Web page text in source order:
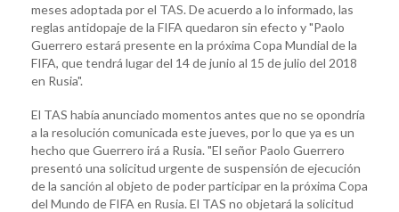
meses adoptada por el TAS. De acuerdo a lo informado, las
reglas antidopaje de la FIFA quedaron sin efecto y "Paolo
Guerrero estará presente en la próxima Copa Mundial de la
FIFA, que tendrá lugar del 14 de junio al 15 de julio del 2018
en Rusia".
El TAS había anunciado momentos antes que no se opondría
a la resolución comunicada este jueves, por lo que ya es un
hecho que Guerrero irá a Rusia. "El señor Paolo Guerrero
presentó una solicitud urgente de suspensión de ejecución
de la sanción al objeto de poder participar en la próxima Copa
del Mundo de FIFA en Rusia. El TAS no objetará la solicitud